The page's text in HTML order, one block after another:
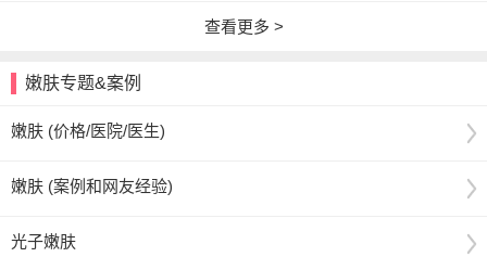
查看更多 >
嫩肤专题&案例
嫩肤 (价格/医院/医生)
嫩肤 (案例和网友经验)
光子嫩肤